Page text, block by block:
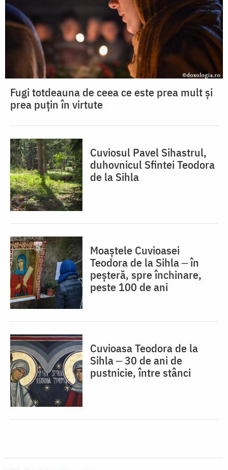
Fugi totdeauna de ceea ce este prea mult și
prea puțin în virtute
Cuviosul Pavel Sihastrul,
duhovnicul Sfintei Teodora
de la Sihla
Moaștele Cuvioasei
Teodora de la Sihla ‒ în
peșteră, spre închinare,
peste 100 de ani
Cuvioasa Teodora de la
Sihla ‒ 30 de ani de
pustnicie, între stânci